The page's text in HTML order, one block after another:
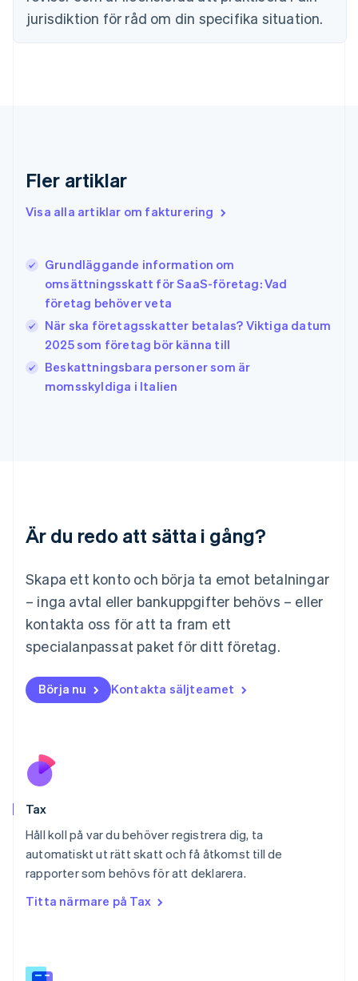
jurisdiktion för råd om din specifika situation.
Fler artiklar
Visa alla artiklar om fakturering
Grundläggande information om
omsättningsskatt för SaaS-företag: Vad
företag behöver veta
När ska företagsskatter betalas? Viktiga datum
2025 som företag bör känna till
Beskattningsbara personer som är
momsskyldiga i Italien
Är du redo att sätta i gång?
Skapa ett konto och börja ta emot betalningar
– inga avtal eller bankuppgifter behövs – eller
kontakta oss för att ta fram ett
specialanpassat paket för ditt företag.
Börja nu Kontakta säljteamet
Tax
Håll koll på var du behöver registrera dig, ta
automatiskt ut rätt skatt och få åtkomst till de
rapporter som behövs för att deklarera.
Titta närmare på Tax
简体中文 English
Finland
EnglishSvenska
English
English简体中文
Irland
Italien
ItalianoEnglish
Japan
日本語 English
EnglishFrançais
Kroatien
FrançaisDeutschEnglish
Malta
English
Mexiko
Español English
Nederländerna
Norge
English
English
Portugal
Schweiz
DeutschFrançaisItalianoEnglish
Singapore
Slovakien
Spanien